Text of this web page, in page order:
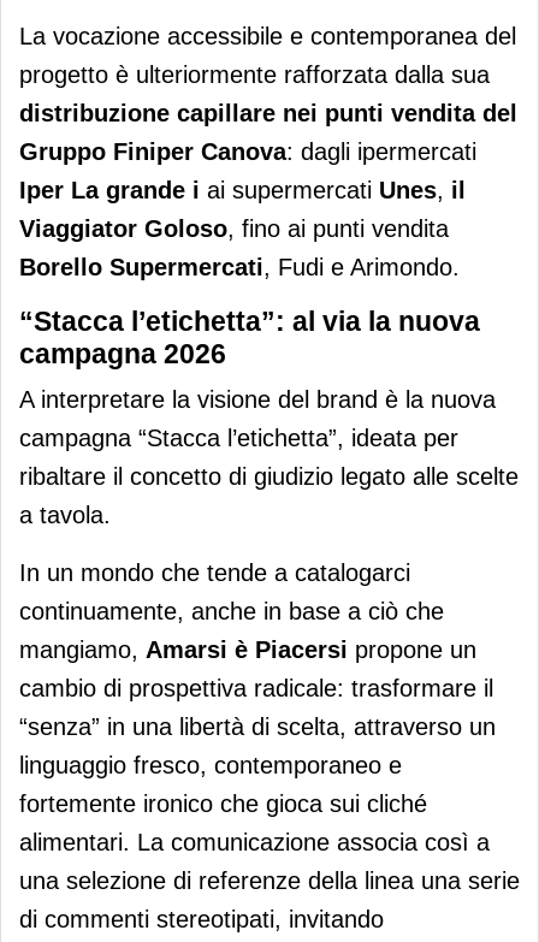
La vocazione accessibile e contemporanea del
progetto è ulteriormente rafforzata dalla sua
distribuzione capillare nei punti vendita del
Gruppo Finiper Canova: dagli ipermercati
Iper La grande i ai supermercati Unes, il
Viaggiator Goloso, fino ai punti vendita
Borello Supermercati, Fudi e Arimondo.
“Stacca l’etichetta”: al via la nuova
campagna 2026
A interpretare la visione del brand è la nuova
campagna “Stacca l’etichetta”, ideata per
ribaltare il concetto di giudizio legato alle scelte
a tavola.
In un mondo che tende a catalogarci
continuamente, anche in base a ciò che
mangiamo, Amarsi è Piacersi propone un
cambio di prospettiva radicale: trasformare il
“senza” in una libertà di scelta, attraverso un
linguaggio fresco, contemporaneo e
fortemente ironico che gioca sui cliché
alimentari. La comunicazione associa così a
una selezione di referenze della linea una serie
di commenti stereotipati, invitando